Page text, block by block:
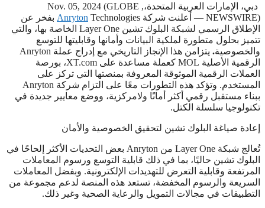
دبي، الإمارات العربية المتحدة،, Nov. 05, 2024 (GLOBE
NEWSWIRE) — أعلنت شركة
Anryton Technologies بفخر عن
الإطلاق الرسمي لشبكة البلوك تشين Layer One الخاصة بها، والتي
تتميز بحلول متطورة لملكية البيانات وأمانها وقابليتها للتوسع
والخصوصية.
يتزامن هذا الإنجاز التاريخي مع إدراج عملة Anryton
الرقمية الأصلية MOL
كعملة مساعدة على XT.com، بورصة
العملات الرقمية الموثوقة المعروفة بمنصتها التي تركز على
المستخدم. وتؤكد هذه التطورات معًا على التزام شركة Anryton
ببناء مستقبل رقمي أكثر أمانًا ولامركزية، ووضع معايير جديدة في
تكنولوجيا سلسلة الكتل.
إعادة صياغة البلوك تشين لتحقيق الخصوصية والأمان
تُعالج شبكة Layer One من Anryton بعض التحديات الأكثر إلحاحًا في
البلوك تشين حاليًا، بما في ذلك قابلية التوسع ورسوم المعاملات
المرتفعة وقابلية التعرض للتهديدات الإلكترونية. وبفضل المعاملات
السريعة والرسوم المخفضة، تستعد هذه المنصة لدعم مجموعة من
التطبيقات في مجالات التمويل والرعاية الصحية وغير ذلك.